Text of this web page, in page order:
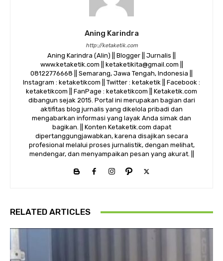
Aning Karindra
http://ketaketik.com
Aning Karindra (Alin) || Blogger || Jurnalis ||
www.ketaketik.com || ketaketikita@gmail.com ||
08122776668 || Semarang, Jawa Tengah, Indonesia ||
Instagram : ketaketikcom || Twitter : ketaketik || Facebook :
ketaketikcom || FanPage : ketaketikcom || Ketaketik.com
dibangun sejak 2015. Portal ini merupakan bagian dari
aktifitas blog jurnalis yang dikelola pribadi dan
mengabarkan informasi yang layak Anda simak dan
bagikan. || Konten Ketaketik.com dapat
dipertanggungjawabkan, karena disajikan secara
profesional melalui proses jurnalistik, dengan melihat,
mendengar, dan menyampaikan pesan yang akurat. ||
RELATED ARTICLES